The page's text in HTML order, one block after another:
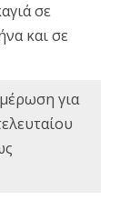
σε
και σε
για